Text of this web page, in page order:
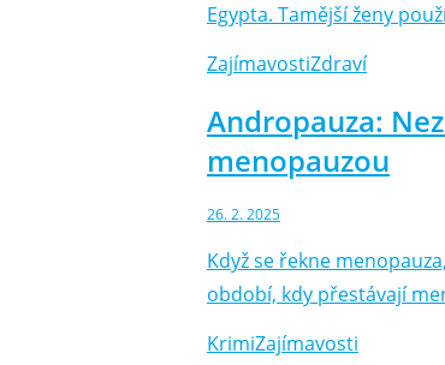
Egypta. Tamější ženy
ZajímavostiZdraví
Andropauza:
menopauzou
26. 2. 2025
Když se řekne
období, kdy přestávají
KrimiZajímavosti